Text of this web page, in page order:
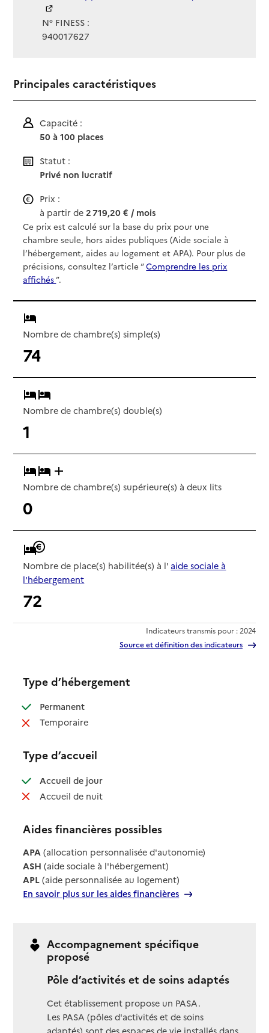
N° FINESS :
940017627
Principales caractéristiques
Capacité :
50 à 100 places
Statut :
Privé non lucratif
Prix :
à partir de2 719,20 € / mois
Ce prix est calculé sur la base du prix pour une
chambre seule, hors aides publiques (Aide sociale à
l’hébergement, aides au logement et APA). Pour plus de
précisions, consultez l’article “Comprendre les prix
affichés”.
Nombre de chambre(s) simple(s)
74
Nombre de chambre(s) double(s)
1
Nombre de chambre(s) supérieure(s) à deux lits
0
Nombre de place(s) habilitée(s) à l' aide sociale à
l'hébergement
72
Indicateurs transmis pour : 2024
Source et définition des indicateurs
Type d’hébergement
Permanent: disponible
Temporaire: non disponible
Type d’accueil
Accueil de jour: disponible
Accueil de nuit: non disponible
Aides financières possibles
APA (allocation personnalisée d'autonomie)
ASH (aide sociale à l'hébergement)
APL (aide personnalisée au logement)
En savoir plus sur les aides financières
Accompagnement spécifique
proposé
Pôle d’activités et de soins adaptés
Cet établissement propose un PASA.
Les PASA (pôles d'activités et de soins